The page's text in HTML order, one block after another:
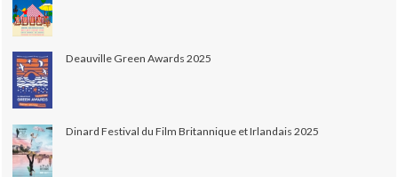
Deauville Green Awards 2025
Dinard Festival du Film Britannique et Irlandais 2025